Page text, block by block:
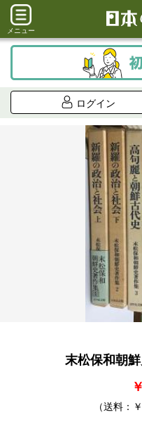
メニュー
ログイン
末松保和朝
（送料：